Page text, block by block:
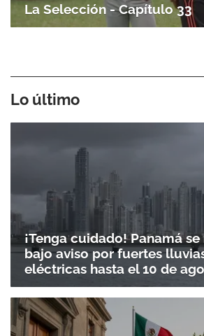
La Selección - Capítulo 33
Lo último
¡Tenga cuidado! Panamá
bajo aviso por fuertes
eléctricas hasta el 10 de